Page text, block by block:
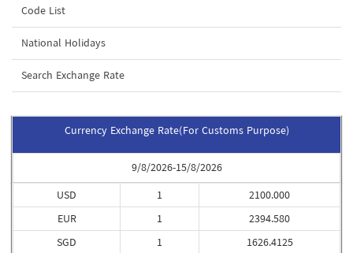
Code List
National Holidays
Search Exchange Rate
Currency Exchange Rate(For Customs Purpose)
9/8/2026-15/8/2026
USD
EUR
SGD
1
1
1
2100.000
2394.580
1626.4125